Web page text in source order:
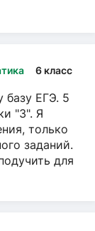
6 класс
базу ЕГЭ. 5
"3". Я
только
заданий.
для